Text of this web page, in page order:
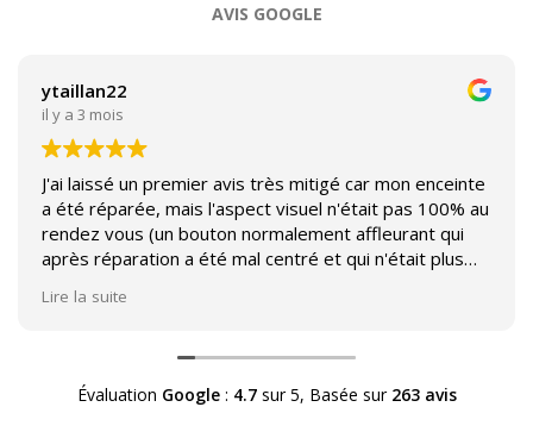
AVIS GOOGLE
ytaillan22
il y a 3 mois
J'ai laissé un premier avis très mitigé car mon enceinte
a été réparée, mais l'aspect visuel n'était pas 100% au
rendez vous (un bouton normalement affleurant qui
après réparation a été mal centré et qui n'était plus
Héritage afin d'échanger sur mon expérience et on
m'a fourni des explications sur le pourquoi cet aspect
visuel.
Lire la suite
Évaluation Google: 4.7sur 5, Basée sur 263 avis